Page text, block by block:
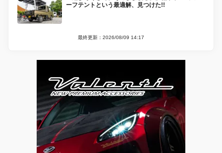
ーフテントという最適解、見つけた!!
最終更新：2026/08/09 14:17